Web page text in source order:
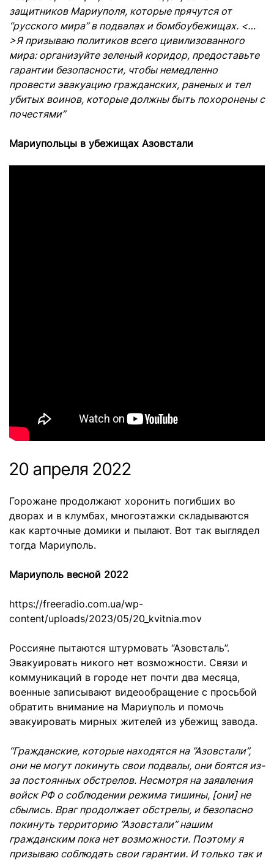
защитников Мариуполя, которые прячутся от
“русского мира” в подвалах и бомбоубежищах. <…
>Я призываю политиков всего цивилизованного
мира: организуйте зеленый коридор, предоставьте
гарантии безопасности, чтобы немедленно
провести эвакуацию гражданских, раненых и тел
убитых воинов, которые должны быть похоронены с
почестями”
Мариупольцы в убежищах Азовстали
20 апреля 2022
Горожане продолжают хоронить погибших во
дворах и в клумбах, многоэтажки складываются
как карточные домики и пылают. Вот так выглядел
тогда Мариуполь.
Мариуполь весной 2022
https://freeradio.com.ua/wp-
content/uploads/2023/05/20_kvitnia.mov
Россияне пытаются штурмовать “Азовсталь”.
Эвакуировать никого нет возможности. Связи и
коммуникаций в городе нет почти два месяца,
военные записывают видеообращение с просьбой
обратить внимание на Мариуполь и помочь
эвакуировать мирных жителей из убежищ завода.
“Гражданские, которые находятся на “Азовстали”,
они не могут покинуть свои подвалы, они боятся из-
за постоянных обстрелов. Несмотря на заявления
войск РФ о соблюдении режима тишины, [они] не
сбылись. Враг продолжает обстрелы, и безопасно
покинуть территорию “Азовстали” нашим
гражданским пока нет возможности. Поэтому я
призываю соблюдать свои гарантии. И только так и